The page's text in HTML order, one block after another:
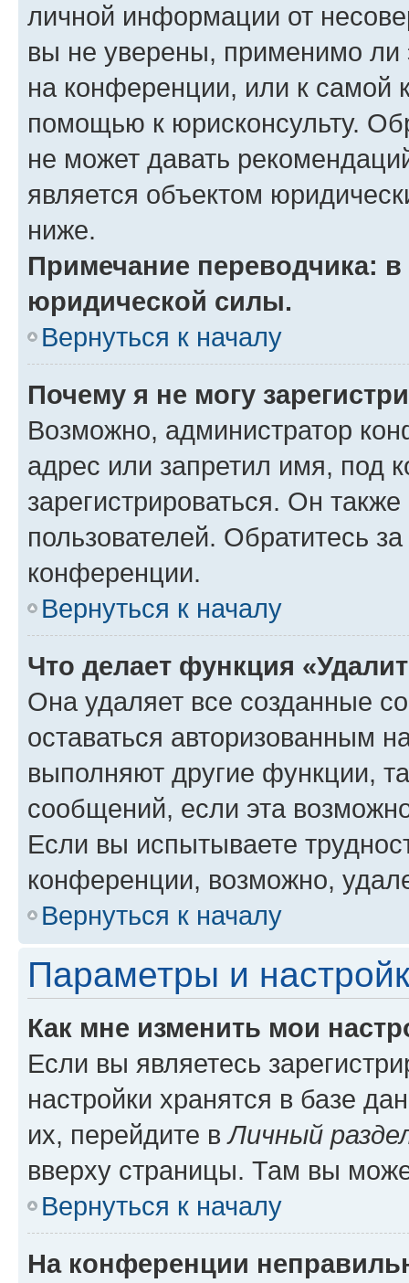
личной информации от
вы не уверены, применимо ли
на конференции, или к самой
помощью к юрисконсульту.
не может давать
является объектом
ниже.
Примечание переводчика:
юридической силы.
Вернуться к началу
Почему я не могу
Возможно, администратор
адрес или запретил имя, под
зарегистрироваться. Он
пользователей. Обратитесь
конференции.
Вернуться к началу
Что делает функция
Она удаляет все созданные
оставаться авторизованным
выполняют другие функции,
сообщений, если эта
Если вы испытываете
конференции, возможно,
Вернуться к началу
Параметры и
Как мне изменить мои
Если вы являетесь
настройки хранятся в базе
их, перейдите вЛичный
вверху страницы. Там вы
Вернуться к началу
На конференции